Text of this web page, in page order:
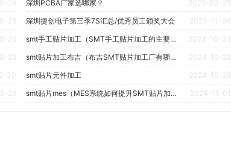
28 深圳PCBA厂家选哪家？
2025-03-25
25 深圳捷创电子第三季7S汇总/优秀员工颁奖大会
2023-11-06
26 smt手工贴片加工（SMT手工贴片加工的主要挑战和解决方案是什么？）
2024-10-23
29 smt贴片加工布吉（布吉SMT贴片加工厂有哪些知名企业？）
2024-10-28
30 smt贴片元件加工
2024-10-29
28 smt贴片mes（MES系统如何提升SMT贴片加工的生产效率？） 2024-11-01